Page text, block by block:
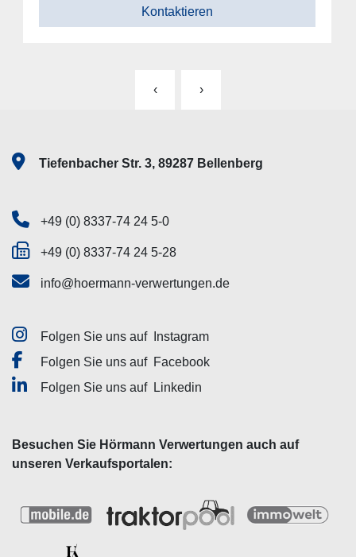
Kontaktieren
‹ ›
Tiefenbacher Str. 3, 89287 Bellenberg
+49 (0) 8337-74 24 5-0
+49 (0) 8337-74 24 5-28
info@hoermann-verwertungen.de
Folgen Sie uns auf
Instagram
Folgen Sie uns auf Facebook
Folgen Sie uns auf
Linkedin
Besuchen Sie Hörmann Verwertungen auch auf
unseren Verkaufsportalen: